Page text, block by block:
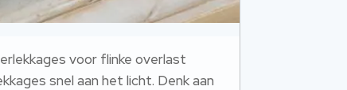
voor flinke overlast
snel aan het licht.​ Denk aan